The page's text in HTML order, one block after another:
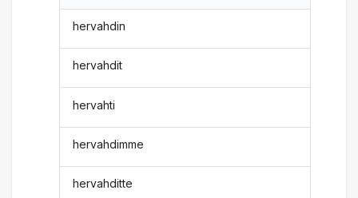
hervahdin
hervahdit
hervahti
hervahdimme
hervahditte